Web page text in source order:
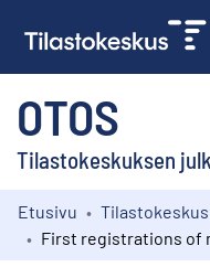
OTOS
Tilastokeskuksen
Kokoelmat
Etusivu Tilastokeskus